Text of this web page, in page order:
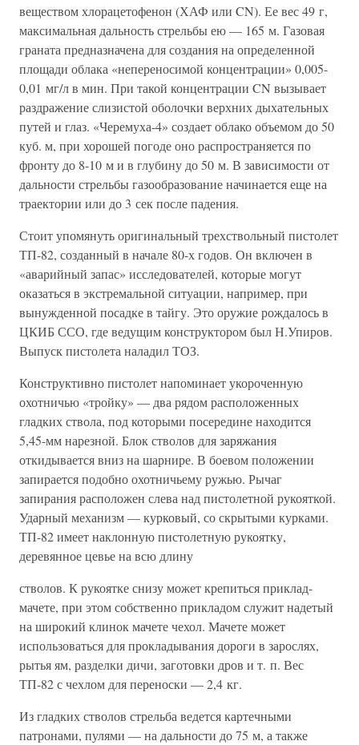
веществом хлорацетофенон (ХАФ или CN). Ее вес 49 г,
максимальная дальность стрельбы ею — 165 м. Газовая
граната предназначена для создания на определенной
площади облака «непереносимой концентрации» 0,005-
0,01 мг/л в мин. При такой концентрации CN вызывает
раздражение слизистой оболочки верхних дыхательных
путей и глаз. «Черемуха-4» создает облако объемом до 50
куб. м, при хорошей погоде оно распространяется по
фронту до 8-10 м и в глубину до 50 м. В зависимости от
дальности стрельбы газообразование начинается еще на
траектории или до 3 сек после падения.
Стоит упомянуть оригинальный трехствольный пистолет
ТП-82, созданный в начале 80-х годов. Он включен в
«аварийный запас» исследователей, которые могут
оказаться в экстремальной ситуации, например, при
вынужденной посадке в тайгу. Это оружие рождалось в
ЦКИБ ССО, где ведущим конструктором был Н.Упиров.
Выпуск пистолета наладил ТОЗ.
Конструктивно пистолет напоминает укороченную
охотничью «тройку» — два рядом расположенных
гладких ствола, под которыми посередине находится
5,45-мм нарезной. Блок стволов для заряжания
откидывается вниз на шарнире. В боевом положении
запирается подобно охотничьему ружью. Рычаг
запирания расположен слева над пистолетной рукояткой.
Ударный механизм — курковый, со скрытыми курками.
ТП-82 имеет наклонную пистолетную рукоятку,
деревянное цевье на всю длину
стволов. К рукоятке снизу может крепиться приклад-
мачете, при этом собственно прикладом служит надетый
на широкий клинок мачете чехол. Мачете может
использоваться для прокладывания дороги в зарослях,
рытья ям, разделки дичи, заготовки дров и т. п. Вес
ТП-82 с чехлом для переноски — 2,4 кг.
Из гладких стволов стрельба ведется картечными
патронами, пулями — на дальности до 75 м, а также